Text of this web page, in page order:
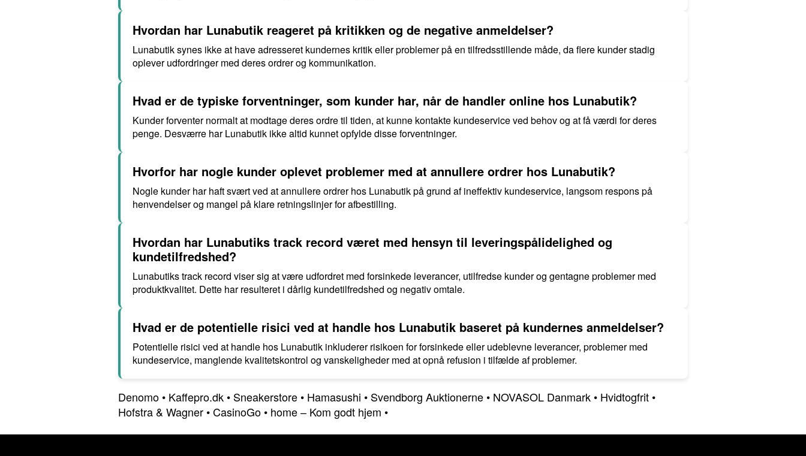
Hvordan har Lunabutik reageret på kritikken og de negative anmeldelser?
Lunabutik synes ikke at have adresseret kundernes kritik eller problemer på en tilfredsstillende måde, da flere kunder stadig
oplever udfordringer med deres ordrer og kommunikation.
Hvad er de typiske forventninger, som kunder har, når de handler online hos Lunabutik?
Kunder forventer normalt at modtage deres ordre til tiden, at kunne kontakte kundeservice ved behov og at få værdi for deres
penge. Desværre har Lunabutik ikke altid kunnet opfylde disse forventninger.
Hvorfor har nogle kunder oplevet problemer med at annullere ordrer hos Lunabutik?
Nogle kunder har haft svært ved at annullere ordrer hos Lunabutik på grund af ineffektiv kundeservice, langsom respons på
henvendelser og mangel på klare retningslinjer for afbestilling.
Hvordan har Lunabutiks track record været med hensyn til leveringspålidelighed og
kundetilfredshed?
Lunabutiks track record viser sig at være udfordret med forsinkede leverancer, utilfredse kunder og gentagne problemer med
produktkvalitet. Dette har resulteret i dårlig kundetilfredshed og negativ omtale.
Hvad er de potentielle risici ved at handle hos Lunabutik baseret på kundernes anmeldelser?
Potentielle risici ved at handle hos Lunabutik inkluderer risikoen for forsinkede eller udeblevne leverancer, problemer med
kundeservice, manglende kvalitetskontrol og vanskeligheder med at opnå refusion i tilfælde af problemer.
Denomo • Kaffepro.dk • Sneakerstore • Hamasushi • Svendborg Auktionerne • NOVASOL Danmark • Hvidtogfrit •
Hofstra & Wagner •CasinoGo • home – Kom godt hjem •